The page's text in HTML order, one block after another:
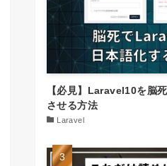
【必見】Laravel10を脳
させる方法
Laravel